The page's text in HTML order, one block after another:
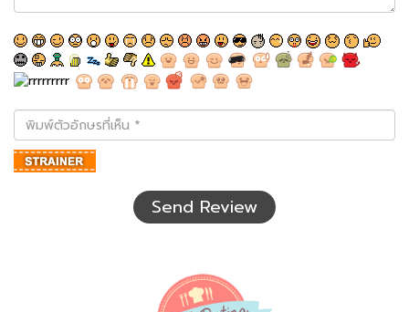
พิมพ์
ตัว
อักษร
ที่
Send Review